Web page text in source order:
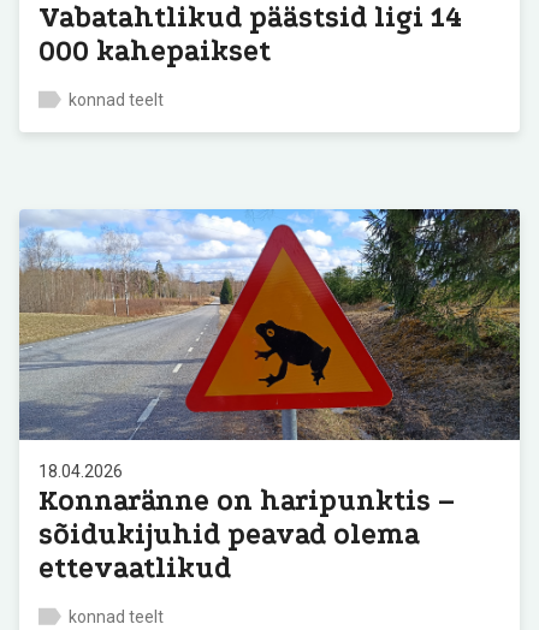
Vabatahtlikud päästsid ligi 14
000 kahepaikset
konnad teelt
18.04.2026
Konnaränne on haripunktis –
sõidukijuhid peavad olema
ettevaatlikud
konnad teelt